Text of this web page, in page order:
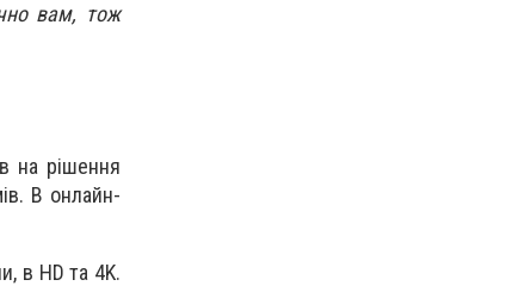
вам, тож
на рішення
В онлайн-
в HD та 4K.